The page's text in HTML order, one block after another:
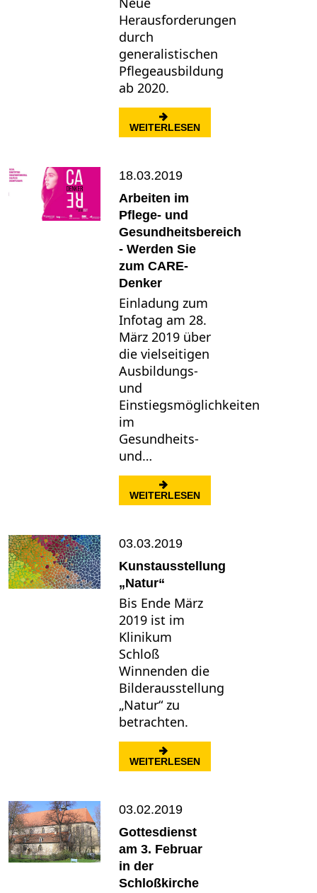
Herausforderungen
durch
generalistischen
Pflegeausbildung
ab 2020.
WEITERLESEN: INVESTITION IN DIE
18.03.2019
Arbeiten im
Pflege- und
Gesundheitsbereich
- Werden Sie
zum CARE-
Denker
Einladung zum
Infotag am 28.
März 2019 über
die vielseitigen
Ausbildungs-
und
Einstiegsmöglichkeiten
im
Gesundheits-
und…
WEITERLESEN: ARBEITEN IM
03.03.2019
Kunstausstellung
„Natur“
Bis Ende März
2019 ist im
Klinikum
Schloß
Winnenden die
Bilderausstellung
„Natur“ zu
betrachten.
WEITERLESEN: KUNSTAUSSTELLUNG
03.02.2019
Gottesdienst
am 3. Februar
in der
Schloßkirche